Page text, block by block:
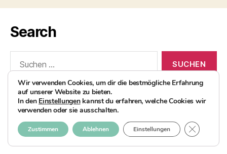
Search
nach:
© 2026AvocadoBanane Foodblog
Impressum
Wir verwenden Cookies, um dir die bestmögliche Erfahrung
auf unserer Website zu bieten.
In den Einstellungenkannst du erfahren, welche Cookies wir
verwenden oder sie ausschalten.
Zustimmen Ablehnen Einstellungen GDPR